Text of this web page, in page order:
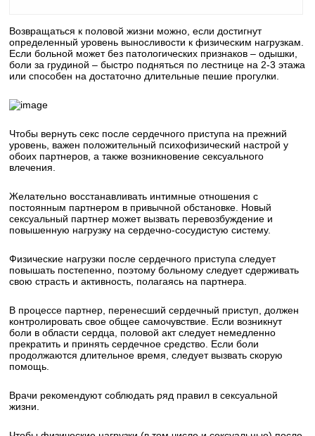
Возвращаться к половой жизни можно, если достигнут
определенный уровень выносливости к физическим нагрузкам.
Если больной может без патологических признаков – одышки,
боли за грудиной – быстро подняться по лестнице на 2-3 этажа
или способен на достаточно длительные пешие прогулки.
Чтобы вернуть секс после сердечного приступа на прежний
уровень, важен положительный психофизический настрой у
обоих партнеров, а также возникновение сексуального
влечения.
Желательно восстанавливать интимные отношения с
постоянным партнером в привычной обстановке. Новый
сексуальный партнер может вызвать перевозбуждение и
повышенную нагрузку на сердечно-сосудистую систему.
Физические нагрузки после сердечного приступа следует
повышать постепенно, поэтому больному следует сдерживать
свою страсть и активность, полагаясь на партнера.
В процессе партнер, перенесший сердечный приступ, должен
контролировать свое общее самочувствие. Если возникнут
боли в области сердца, половой акт следует немедленно
прекратить и принять сердечное средство. Если боли
продолжаются длительное время, следует вызвать скорую
помощь.
Врачи рекомендуют соблюдать ряд правил в сексуальной
жизни.